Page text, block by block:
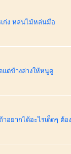
เก่ง หล่นไม้หล่นมือ
แต่ข้างล่างให้หนูดู
อยากได้อะไรเด็ดๆ ต้อ